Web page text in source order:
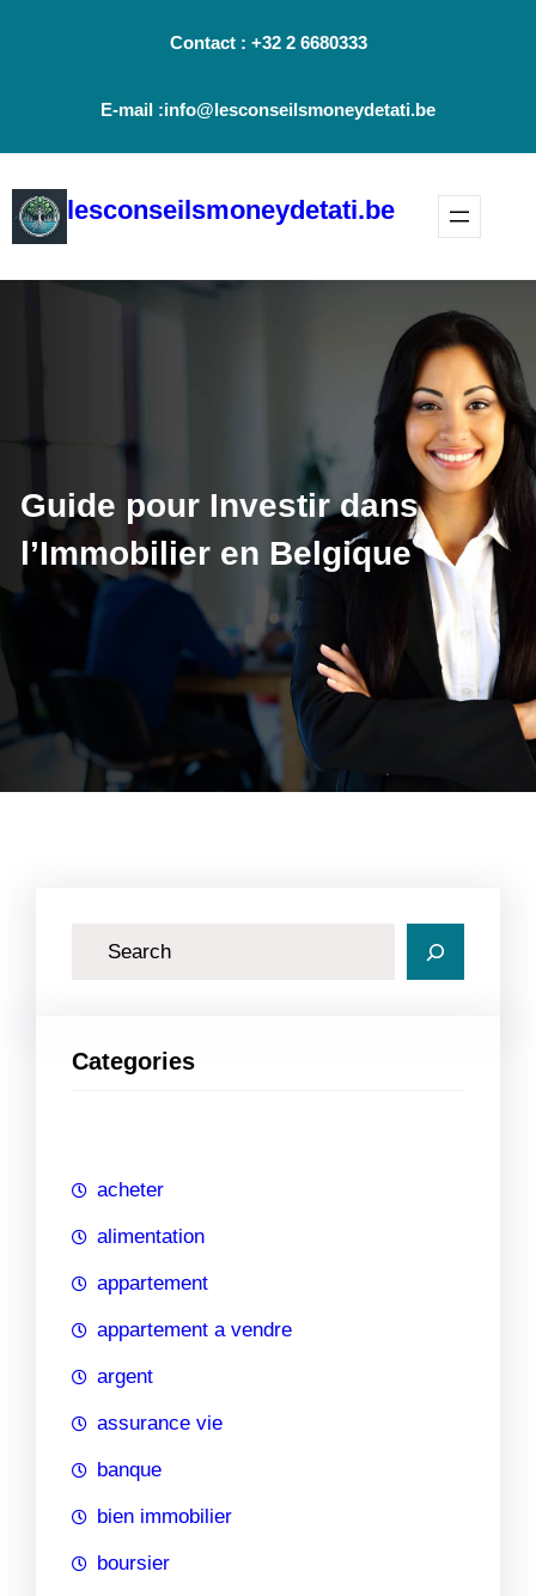
Contact : +32 2 6680333
E-mail :info@lesconseilsmoneydetati.be
lesconseilsmoneydetati.be
Guide pour Investir dans
l’Immobilier en Belgique
h
Categories
acheter
alimentation
appartement
appartement a vendre
argent
assurance vie
banque
bien immobilier
boursier